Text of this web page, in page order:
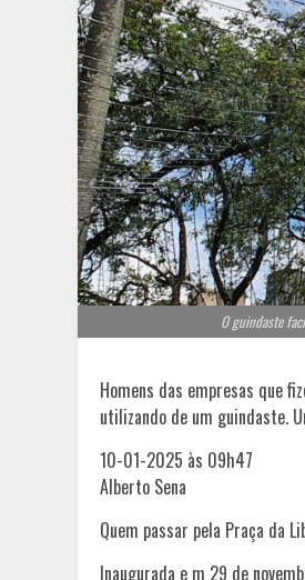
O guindaste
Homens das empresas que
utilizando de um guindaste.
10-01-2025 às 09h47
Alberto Sena
Quem passar pela Praça da
Inaugurada e m 29 de